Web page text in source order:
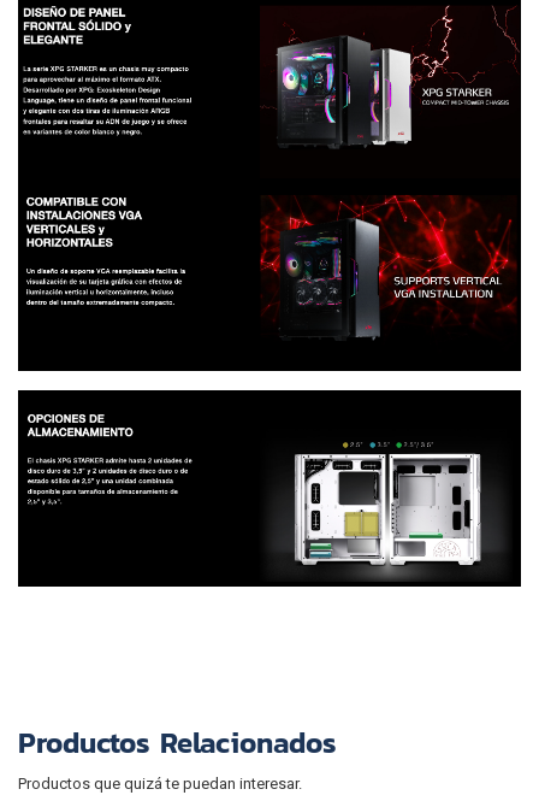
Productos Relacionados
Productos que quizá te puedan interesar.